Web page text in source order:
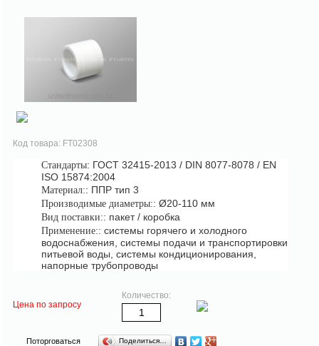
Код товара: FT02308
Стандарты: ГОСТ 32415-2013 / DIN 8077-8078 / EN
ISO 15874:2004
Материал:: ППР тип 3
Производимые диаметры:: Ø20-110 мм
Вид поставки:: пакет / коробка
Применение:: системы горячего и холодного
водоснабжения, системы подачи и транспортировки
питьевой воды, системы кондиционирования,
напорные трубопроводы
Цена по запросу
Количество:
Поторговаться Поделиться…